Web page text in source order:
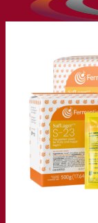
Nossa
Sobre
O